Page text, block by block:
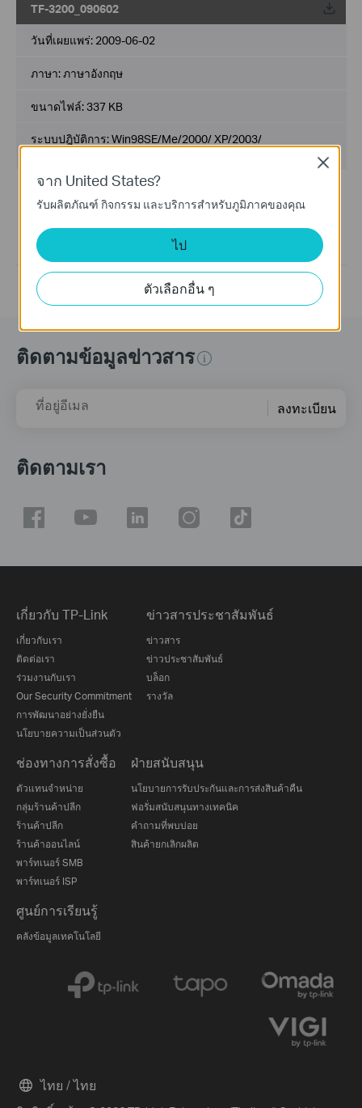
TF-3200_090602
วันที่เผยแพร่: 2009-06-02
ภาษา:ภาษาอังกฤษ
ขนาดไฟล์:337 KB
ระบบปฎิบัติการ: Win98SE/Me/2000/ XP/2003/
Read Windows 7 compatibility information here:
Notes:
For TF-3200
ติดตามข้อมูลข่าวสาร
ที่อยู่อีเมล ลงทะเบียน
ติดตามเรา
เกี่ยวกับ TP-Link
เกี่ยวกับเรา
ติดต่อเรา
ร่วมงานกับเรา
Our Security Commitment
การพัฒนาอย่างยั่งยืน
นโยบายความเป็นส่วนตัว
ข่าวสารประชาสัมพันธ์
ข่าวสาร
ข่าวประชาสัมพันธ์
บล็อก
รางวัล
ช่องทางการสั่งซื้อ
ตัวแทนจำหน่าย
กลุ่มร้านค้าปลีก
ร้านค้าปลีก
ร้านค้าออนไลน์
พาร์ทเนอร์ SMB
พาร์ทเนอร์ ISP
ฝ่ายสนับสนุน
นโยบายการรับประกันและการส่งสินค้าคืน
ฟอรั่มสนับสนุนทางเทคนิค
คำถามที่พบบ่อย
สินค้ายกเลิกผลิต
ศูนย์การเรียนรู้
คลังข้อมูลเทคโนโลยี
ไทย / ไทย
จาก United States?
รับผลิตภัณฑ์ กิจกรรม และบริการสำหรับภูมิภาคของคุณ
ไป
ตัวเลือกอื่น ๆ
Close